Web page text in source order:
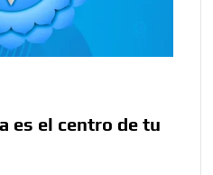
Patria Boba a Colombia
seres de otros planos o
la ansiedad que
es el centro de tu